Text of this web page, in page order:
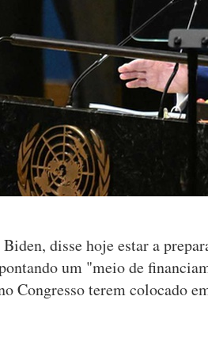
disse hoje estar a
um "meio de
Congresso terem colocado